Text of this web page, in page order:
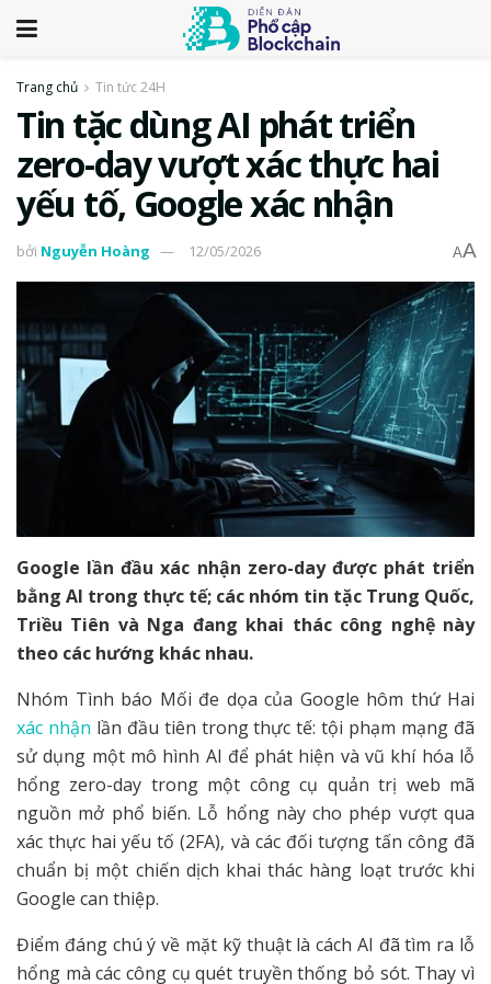
Trang chủ Tin tức 24H
Tin tặc dùng AI phát triển
zero-day vượt xác thực hai
yếu tố, Google xác nhận
bởi Nguyễn Hoàng 12/05/2026 AA
Google lần đầu xác nhận zero-day được phát triển
bằng AI trong thực tế; các nhóm tin tặc Trung Quốc,
Triều Tiên và Nga đang khai thác công nghệ này
theo các hướng khác nhau.
Nhóm Tình báo Mối đe dọa của Google hôm thứ Hai
xác nhận lần đầu tiên trong thực tế: tội phạm mạng đã
sử dụng một mô hình AI để phát hiện và vũ khí hóa lỗ
hổng zero-day trong một công cụ quản trị web mã
nguồn mở phổ biến. Lỗ hổng này cho phép vượt qua
xác thực hai yếu tố (2FA), và các đối tượng tấn công đã
chuẩn bị một chiến dịch khai thác hàng loạt trước khi
Google can thiệp.
Điểm đáng chú ý về mặt kỹ thuật là cách AI đã tìm ra lỗ
hổng mà các công cụ quét truyền thống bỏ sót. Thay vì